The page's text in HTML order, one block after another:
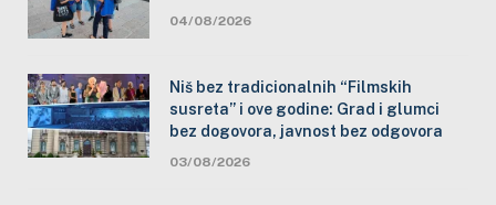
04/08/2026
Niš bez tradicionalnih “Filmskih
susreta” i ove godine: Grad i glumci
bez dogovora, javnost bez odgovora
03/08/2026